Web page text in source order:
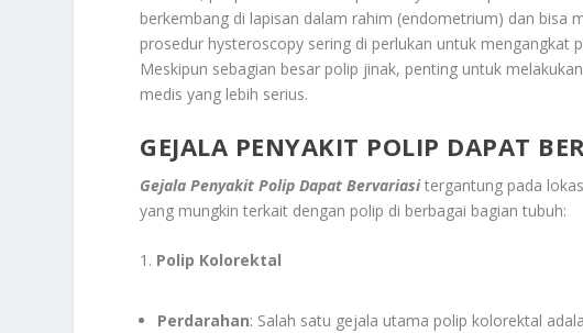
berkembang di lapisan dalam rahim (endometrium) dan bisa
prosedur hysteroscopy sering di perlukan untuk mengangkat
Meskipun sebagian besar polip jinak, penting untuk
medis yang lebih serius.
GEJALA PENYAKIT POLIP DAPAT
Gejala Penyakit Polip Dapat Bervariasitergantung pada
yang mungkin terkait dengan polip di berbagai bagian tubuh:
1. Polip Kolorektal
Perdarahan: Salah satu gejala utama polip kolorektal